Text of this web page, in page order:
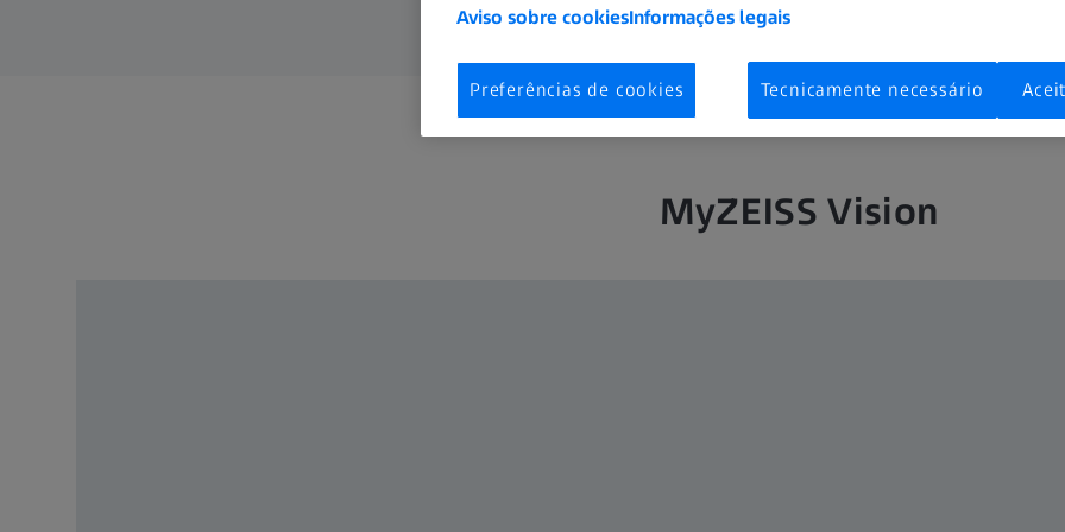
MyZEISS Vision
Aviso sobre cookiesInformações legais
Preferências de cookies Tecnicamente necessário